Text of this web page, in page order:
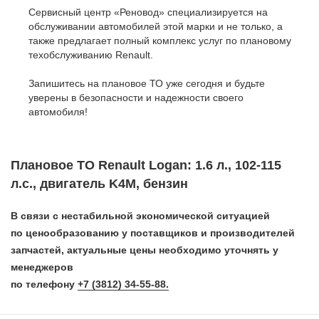
Сервисный центр «Реновод» специализируется на
обслуживании автомобилей этой марки и не только, а
также предлагает полный комплекс услуг по плановому
техобслуживанию Renault.
Запишитесь на плановое ТО уже сегодня и будьте
уверены в безопасности и надежности своего
автомобиля!
Плановое ТО Renault Logan: 1.6 л., 102-115
л.с., двигатель K4M, бензин
В связи с нестабильной экономической ситуацией
по ценообразованию у поставщиков и производителей
запчастей, актуальные цены необходимо уточнять у
менеджеров
по телефону +7 (3812) 34-55-88.